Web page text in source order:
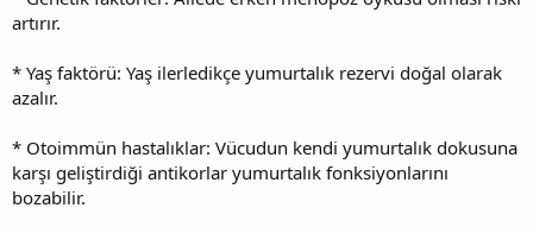
artırır.
* Yaş faktörü: Yaş ilerledikçe yumurtalık rezervi doğal olarak
azalır.
* Otoimmün hastalıklar: Vücudun kendi yumurtalık dokusuna
karşı geliştirdiği antikorlar yumurtalık fonksiyonlarını
bozabilir.